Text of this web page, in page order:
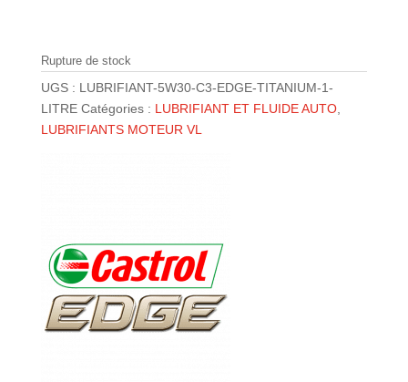
14.00 €.
Rupture de stock
UGS : LUBRIFIANT-5W30-C3-EDGE-TITANIUM-1-
LITRE Catégories : LUBRIFIANT ET FLUIDE AUTO,
LUBRIFIANTS MOTEUR VL